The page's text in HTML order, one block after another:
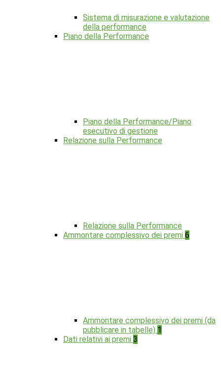
Sistema di misurazione e valutazione
della performance
Piano della Performance
Piano della Performance/Piano
esecutivo di gestione
Relazione sulla Performance
Relazione sulla Performance
Ammontare complessivo dei premi 6
Ammontare complessivo dei premi (da
pubblicare in tabelle) 1
Dati relativi ai premi 3